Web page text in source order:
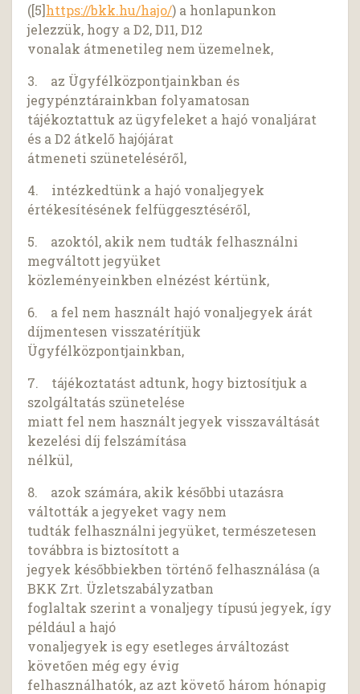
([5]https://bkk.hu/hajo/) a honlapunkon
jelezzük, hogy a D2, D11, D12
vonalak átmenetileg nem üzemelnek,
3. az Ügyfélközpontjainkban és
jegypénztárainkban folyamatosan
tájékoztattuk az ügyfeleket a hajó vonaljárat
és a D2 átkelő hajójárat
átmeneti szüneteléséről,
4. intézkedtünk a hajó vonaljegyek
értékesítésének felfüggesztéséről,
5. azoktól, akik nem tudták felhasználni
megváltott jegyüket
közleményeinkben elnézést kértünk,
6. a fel nem használt hajó vonaljegyek árát
díjmentesen visszatérítjük
Ügyfélközpontjainkban,
7. tájékoztatást adtunk, hogy biztosítjuk a
szolgáltatás szünetelése
miatt fel nem használt jegyek visszaváltását
kezelési díj felszámítása
nélkül,
8. azok számára, akik későbbi utazásra
váltották a jegyeket vagy nem
tudták felhasználni jegyüket, természetesen
továbbra is biztosított a
jegyek későbbiekben történő felhasználása (a
BKK Zrt. Üzletszabályzatban
foglaltak szerint a vonaljegy típusú jegyek, így
például a hajó
vonaljegyek is egy esetleges árváltozást
követően még egy évig
felhasználhatók, az azt követő három hónapig